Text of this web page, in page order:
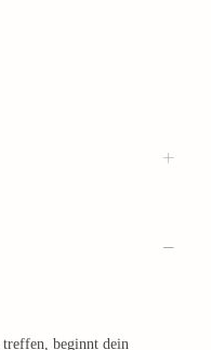
treffen, beginnt dein